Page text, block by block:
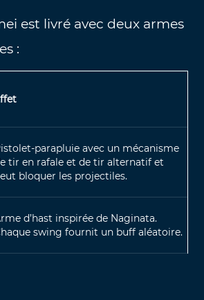
est livré avec deux armes
:
parapluie avec un mécanisme
tir en rafale et de tir alternatif et
bloquer les projectiles.
d’hast inspirée de Naginata.
swing fournit un buff aléatoire.